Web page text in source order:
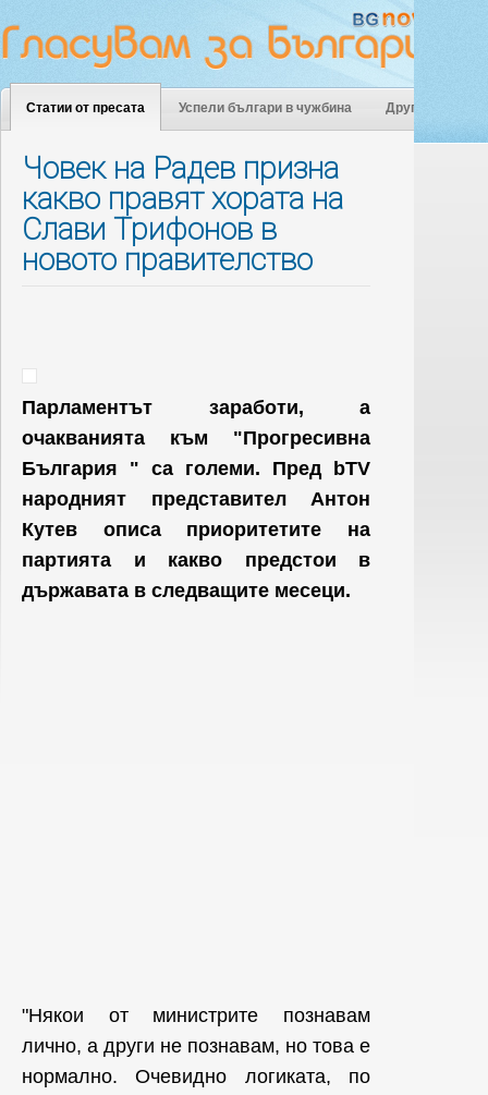
Статии от пресата Успели българи в чужбина Други
Човек на Радев призна
какво правят хората на
Слави Трифонов в
новото правителство
Парламентът заработи, а
очакванията към "Прогресивна
България " са големи. Пред bTV
народният представител Антон
Кутев описа приоритетите на
партията и какво предстои в
държавата в следващите месеци.
"Някои от министрите познавам
лично, а други не познавам, но това е
нормално. Очевидно логиката, по